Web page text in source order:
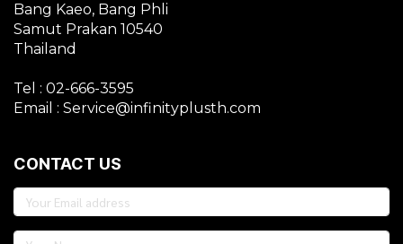
Bang Kaeo, Bang Phli
Samut Prakan 10540
Thailand
Tel : 02-666-3595
Email : Service@infinityplusth.com
CONTACT US